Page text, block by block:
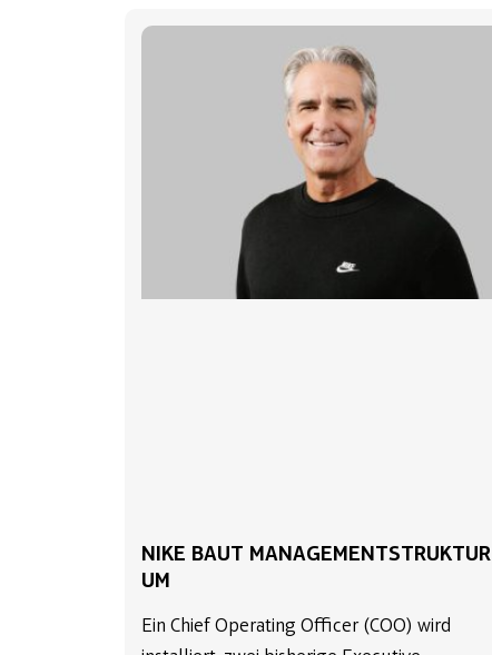
NIKE BAUT MANAGEMENTSTRUKTUR
UM
Ein Chief Operating Officer (COO) wird